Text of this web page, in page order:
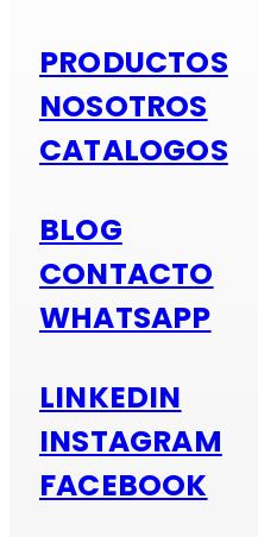
PRODUCTOS
NOSOTROS
CATALOGOS
BLOG
CONTACTO
WHATSAPP
LINKEDIN
INSTAGRAM
FACEBOOK